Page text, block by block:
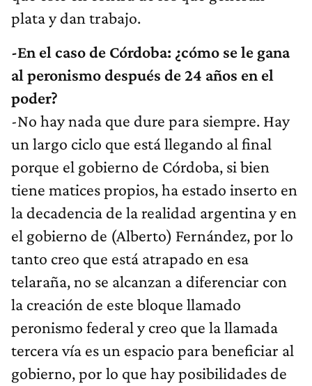
plata y dan trabajo.
-En el caso de Córdoba: ¿cómo se le gana
al peronismo después de 24 años en el
poder?
-No hay nada que dure para siempre. Hay
un largo ciclo que está llegando al final
porque el gobierno de Córdoba, si bien
tiene matices propios, ha estado inserto en
la decadencia de la realidad argentina y en
el gobierno de (Alberto) Fernández, por lo
tanto creo que está atrapado en esa
telaraña, no se alcanzan a diferenciar con
la creación de este bloque llamado
peronismo federal y creo que la llamada
tercera vía es un espacio para beneficiar al
gobierno, por lo que hay posibilidades de